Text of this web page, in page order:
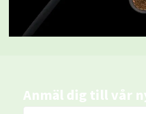
Anmäl dig till vår